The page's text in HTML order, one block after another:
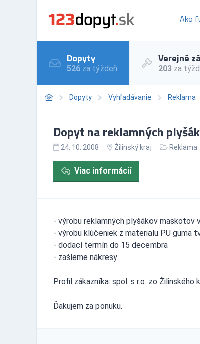
Ako
Dopyty
526 za týždeň
Verejné
203 za
Dopyty Vyhľadávanie Reklama
Dopyt na reklamných
24. 10. 2008 Žilinský kraj Reklama
Viac informácií
- výrobu reklamných plyšákov
- výrobu klúčeniek z materialu PU guma
- dodací termín do 15 decembra
- zašleme nákresy
Profil zákazníka: spol. s r.o. zo Žilinského
Ďakujem za ponuku.